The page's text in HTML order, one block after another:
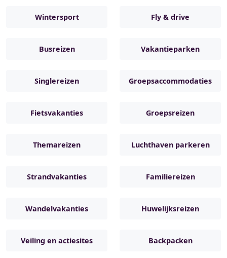
Wintersport Fly & drive
Busreizen Vakantieparken
Singlereizen Groepsaccommodaties
Fietsvakanties Groepsreizen
Themareizen Luchthaven parkeren
Strandvakanties Familiereizen
Wandelvakanties Huwelijksreizen
Veiling en actiesites Backpacken